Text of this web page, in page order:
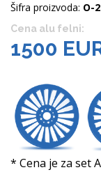
Šifra proizvoda: O-
Cena alu felni:
1500
* Cena je za set